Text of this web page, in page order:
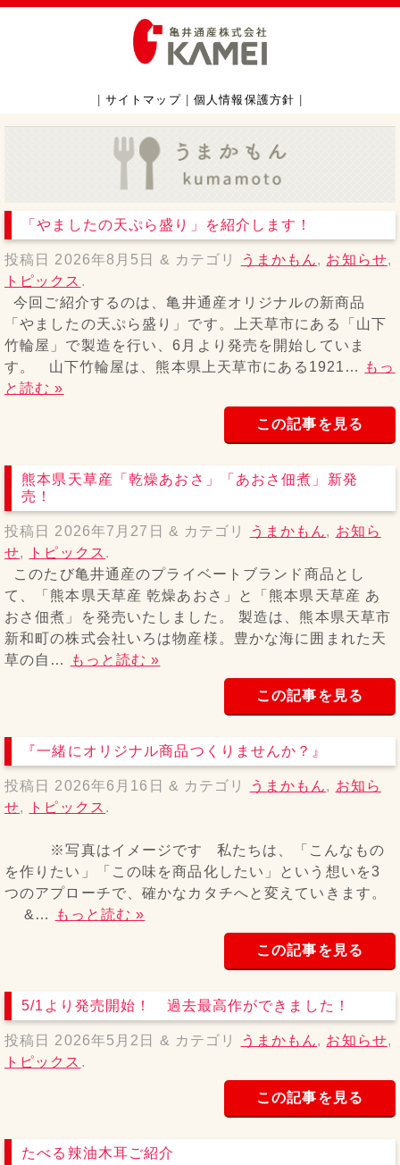
サイトマップ|個人情報保護方針
「やましたの天ぷら盛り」を紹介します！
投稿日 2026年8月5日 & カテゴリ うまかもん, お知らせ,
トピックス .
今回ご紹介するのは、亀井通産オリジナルの新商品
「やましたの天ぷら盛り」です。上天草市にある「山下
竹輪屋」で製造を行い、6月より発売を開始していま
す。 山下竹輪屋は、熊本県上天草市にある1921…
もっ
と読む »
この記事を見る
熊本県天草産「乾燥あおさ」「あおさ佃煮」新発
売！
投稿日 2026年7月27日 & カテゴリ うまかもん, お知ら
せ, トピックス .
このたび亀井通産のプライベートブランド商品とし
て、「熊本県天草産 乾燥あおさ」と「熊本県天草産 あ
おさ佃煮」を発売いたしました。 製造は、熊本県天草市
新和町の株式会社いろは物産様。豊かな海に囲まれた天
草の自…
もっと読む »
この記事を見る
『一緒にオリジナル商品つくりませんか？』
投稿日 2026年6月16日 & カテゴリ うまかもん, お知ら
せ, トピックス .
※写真はイメージです 私たちは、「こんなもの
を作りたい」「この味を商品化したい」という想いを3
つのアプローチで、確かなカタチへと変えていきます。
&…
もっと読む »
この記事を見る
5/1より発売開始！ 過去最高作ができました！
投稿日 2026年5月2日 & カテゴリ うまかもん, お知らせ,
トピックス .
この記事を見る
たべる辣油木耳ご紹介